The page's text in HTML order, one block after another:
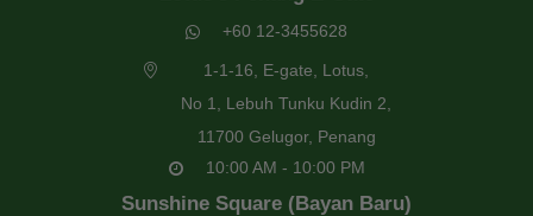
+60 12-3455628
1-1-16, E-gate, Lotus,
No 1, Lebuh Tunku Kudin 2,
11700 Gelugor, Penang
10:00 AM - 10:00 PM
Sunshine Square (Bayan Baru)